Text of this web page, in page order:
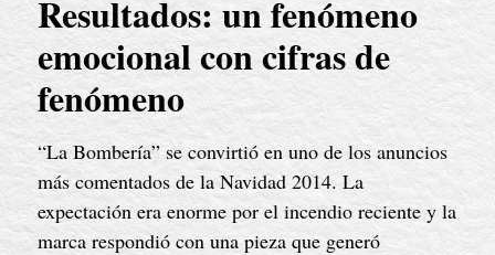
Resultados: un fenómeno
emocional con cifras de
fenómeno
“La Bombería” se convirtió en uno de los anuncios
más comentados de la Navidad 2014. La
expectación era enorme por el incendio reciente y la
marca respondió con una pieza que generó